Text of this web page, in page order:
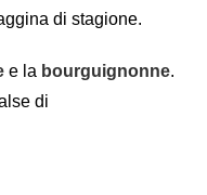
di stagione.
e la bourguignonne.
di